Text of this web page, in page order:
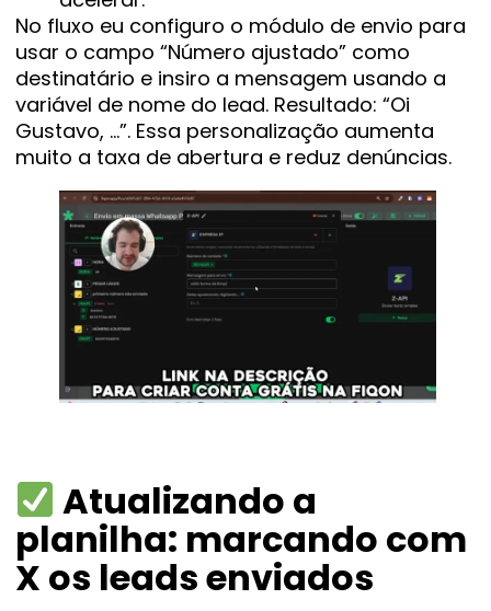
No fluxo eu configuro o módulo de envio para
usar o campo “Número ajustado” como
destinatário e insiro a mensagem usando a
variável de nome do lead. Resultado: “Oi
Gustavo, …”. Essa personalização aumenta
muito a taxa de abertura e reduz denúncias.
Atualizando a
planilha: marcando com
X os leads enviados